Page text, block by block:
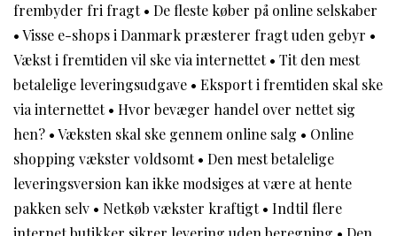
frembyder fri fragt• De fleste køber på online selskaber
•Visse e-shops i Danmark præsterer fragt uden gebyr •
Vækst i fremtiden vil ske via internettet• Tit den mest
betalelige leveringsudgave • Eksport i fremtiden skal ske
via internettet• Hvor bevæger handel over nettet sig
hen? •Væksten skal ske gennem online salg • Online
shopping vækster voldsomt• Den mest betalelige
leveringsversion kan ikke modsiges at være at hente
pakken selv • Netkøb vækster kraftigt• Indtil flere